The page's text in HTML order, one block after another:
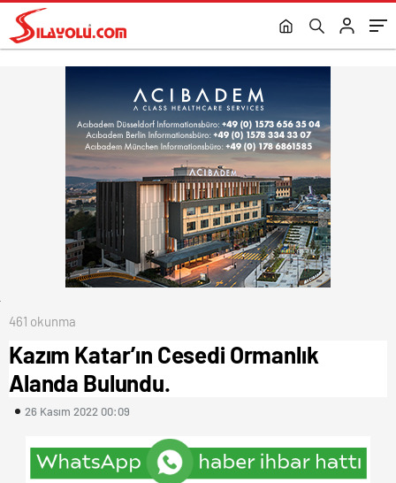
461 okunma
Kazım Katar’ın Cesedi Ormanlık
Alanda Bulundu.
26 Kasım 2022 00:09
Açmayın!